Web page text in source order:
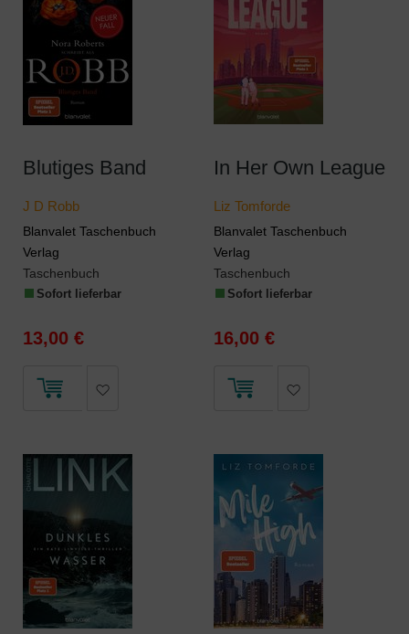
Blutiges Band
J D Robb
Blanvalet Taschenbuch
Verlag
Taschenbuch
Sofort lieferbar
13,00 €
In Her Own League
Liz Tomforde
Blanvalet Taschenbuch
Verlag
Taschenbuch
Sofort lieferbar
16,00 €